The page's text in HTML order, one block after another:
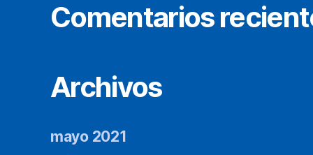
Comentarios
Archivos
mayo 2021